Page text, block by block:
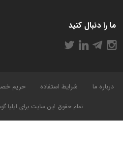
تمام حقوق این سایت برای ایلیا
درباره ما شرایط استفاده حریم
ما را دنبال کنید